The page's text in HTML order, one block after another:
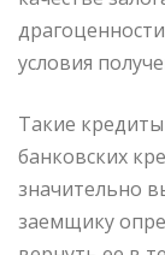
условия
Такие
банковских
значительно
заемщику